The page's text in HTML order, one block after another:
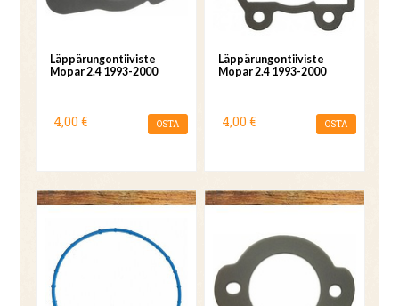
Läppärungontiiviste
Mopar 2.4 1993-2000
4,00 € OSTA
Läppärungontiiviste
Mopar 2.4 1993-2000
4,00 € OSTA